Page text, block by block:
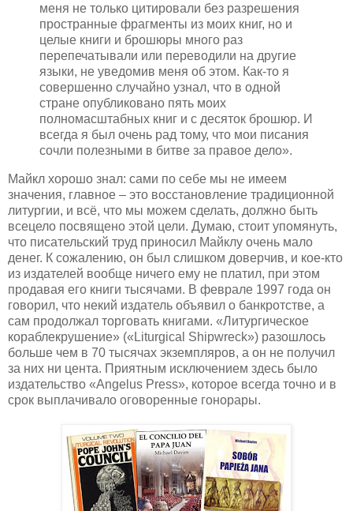
меня не только цитировали без разрешения
пространные фрагменты из моих книг, но и
целые книги и брошюры много раз
перепечатывали или переводили на другие
языки, не уведомив меня об этом. Как-то я
совершенно случайно узнал, что в одной
стране опубликовано пять моих
полномасштабных книг и с десяток брошюр. И
всегда я был очень рад тому, что мои писания
сочли полезными в битве за правое дело».
Майкл хорошо знал: сами по себе мы не имеем
значения, главное – это восстановление традиционной
литургии, и всё, что мы можем сделать, должно быть
всецело посвящено этой цели. Думаю, стоит упомянуть,
что писательский труд приносил Майклу очень мало
денег. К сожалению, он был слишком доверчив, и кое-кто
из издателей вообще ничего ему не платил, при этом
продавая его книги тысячами. В феврале 1997 года он
говорил, что некий издатель объявил о банкротстве, а
сам продолжал торговать книгами. «Литургическое
кораблекрушение» («Liturgical Shipwreck») разошлось
больше чем в 70 тысячах экземпляров, а он не получил
за них ни цента. Приятным исключением здесь было
издательство «Angelus Press», которое всегда точно и в
срок выплачивало оговоренные гонорары.